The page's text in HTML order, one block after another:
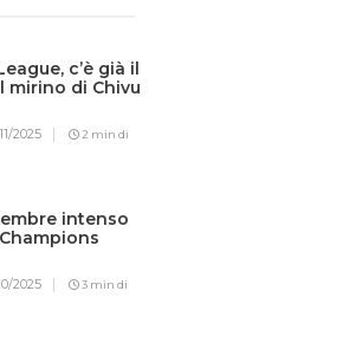
c’è già il
mirino di Chivu
2025 2 min di
intenso
2025 3 min di